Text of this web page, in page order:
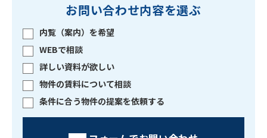
お問い合わせ内容を選ぶ
内覧（案内）を希望
WEBで相談
詳しい資料が欲しい
物件の賃料について相談
条件に合う物件の提案を依頼する